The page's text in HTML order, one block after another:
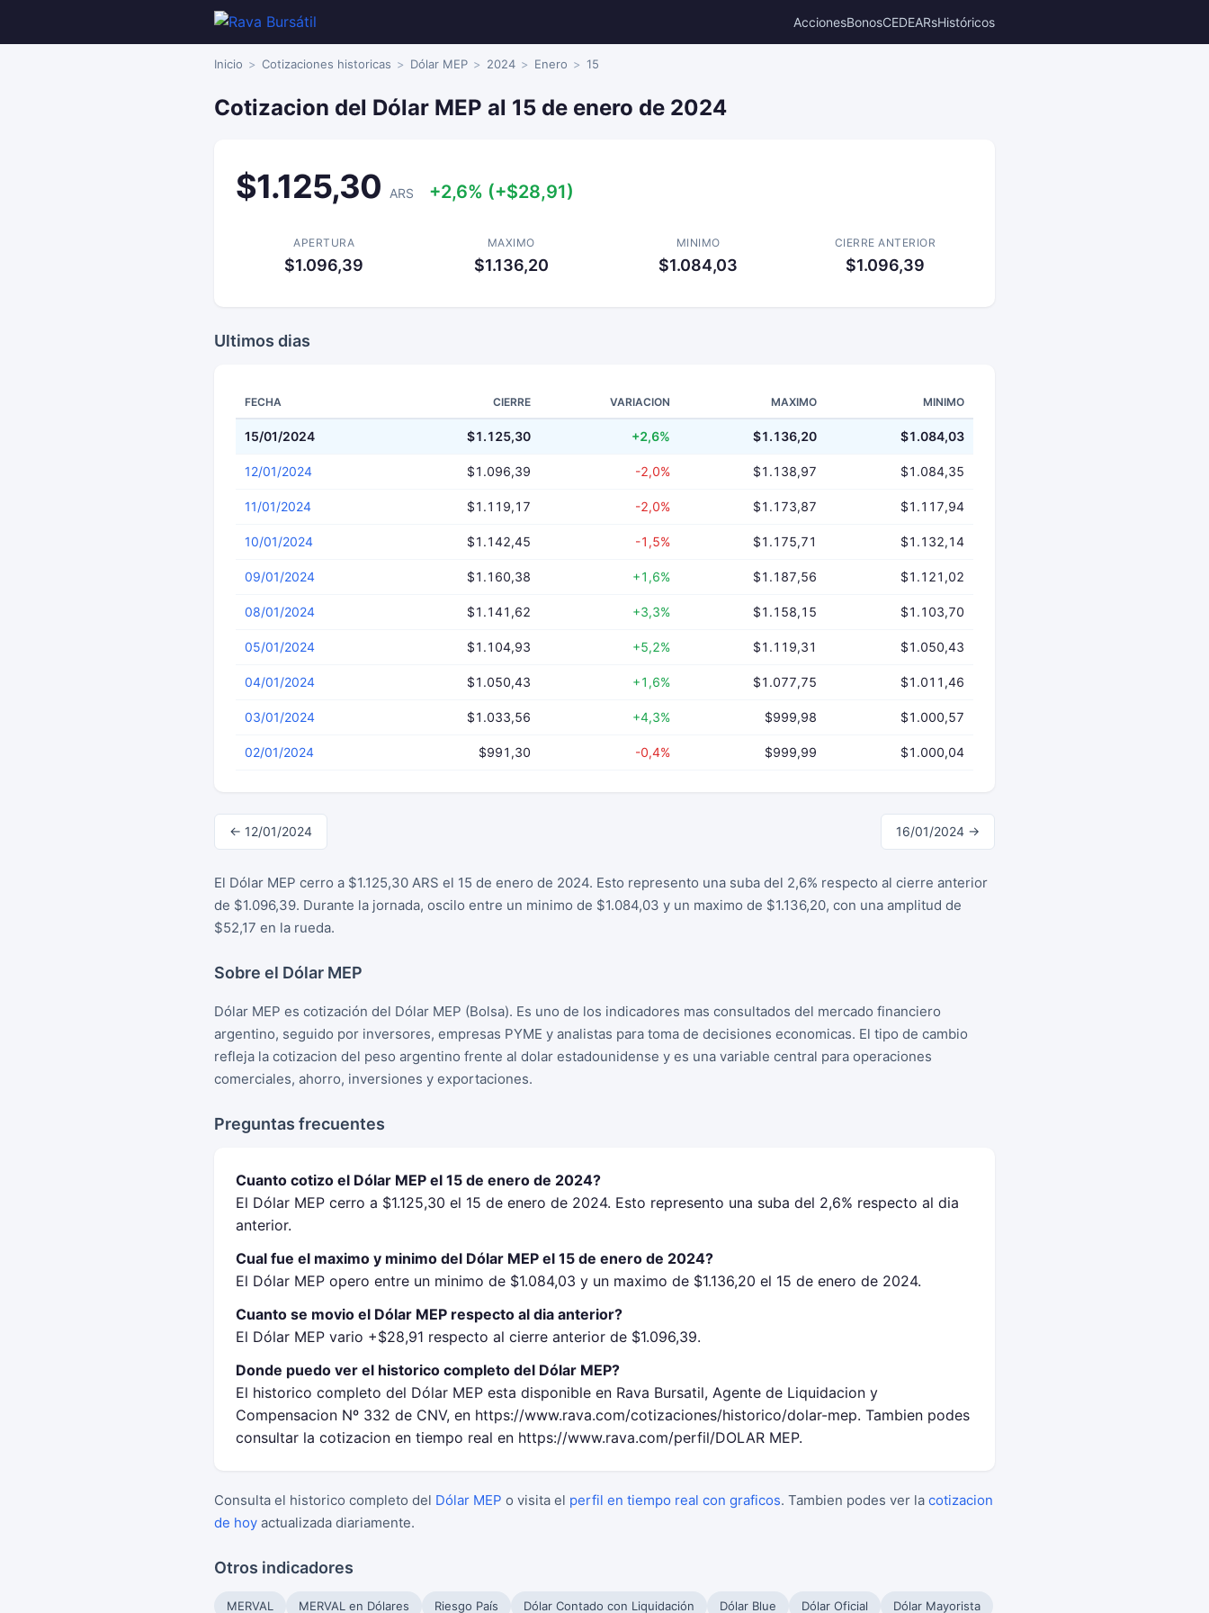
AccionesBonosCEDEARsHistóricos
Inicio Cotizaciones historicas Dólar MEP 2024 Enero 15
Cotizacion del Dólar MEP al 15 de enero de 2024
$1.125,30 ARS +2,6% (+$28,91)
APERTURA
$1.096,39
MAXIMO
$1.136,20
MINIMO
$1.084,03
CIERRE ANTERIOR
$1.096,39
Ultimos dias
FECHA CIERRE VARIACION MAXIMO MINIMO
15/01/2024 $1.125,30 +2,6% $1.136,20 $1.084,03
12/01/2024 $1.096,39 -2,0% $1.138,97 $1.084,35
11/01/2024 $1.119,17 -2,0% $1.173,87 $1.117,94
10/01/2024 $1.142,45 -1,5% $1.175,71 $1.132,14
09/01/2024 $1.160,38 +1,6% $1.187,56 $1.121,02
08/01/2024 $1.141,62 +3,3% $1.158,15 $1.103,70
05/01/2024 $1.104,93 +5,2% $1.119,31 $1.050,43
04/01/2024 $1.050,43 +1,6% $1.077,75 $1.011,46
03/01/2024 $1.033,56 +4,3% $999,98 $1.000,57
02/01/2024 $991,30 -0,4% $999,99 $1.000,04
← 12/01/2024 16/01/2024 →
El Dólar MEP cerro a $1.125,30 ARS el 15 de enero de 2024. Esto represento una suba del 2,6% respecto al cierre anterior
de $1.096,39. Durante la jornada, oscilo entre un minimo de $1.084,03 y un maximo de $1.136,20, con una amplitud de
$52,17 en la rueda.
Sobre el Dólar MEP
Dólar MEP es cotización del Dólar MEP (Bolsa). Es uno de los indicadores mas consultados del mercado financiero
argentino, seguido por inversores, empresas PYME y analistas para toma de decisiones economicas. El tipo de cambio
refleja la cotizacion del peso argentino frente al dolar estadounidense y es una variable central para operaciones
comerciales, ahorro, inversiones y exportaciones.
Preguntas frecuentes
Cuanto cotizo el Dólar MEP el 15 de enero de 2024?
El Dólar MEP cerro a $1.125,30 el 15 de enero de 2024. Esto represento una suba del 2,6% respecto al dia
anterior.
Cual fue el maximo y minimo del Dólar MEP el 15 de enero de 2024?
El Dólar MEP opero entre un minimo de $1.084,03 y un maximo de $1.136,20 el 15 de enero de 2024.
Cuanto se movio el Dólar MEP respecto al dia anterior?
El Dólar MEP vario +$28,91 respecto al cierre anterior de $1.096,39.
Donde puedo ver el historico completo del Dólar MEP?
El historico completo del Dólar MEP esta disponible en Rava Bursatil, Agente de Liquidacion y
Compensacion Nº 332 de CNV, en https://www.rava.com/cotizaciones/historico/dolar-mep. Tambien podes
consultar la cotizacion en tiempo real en https://www.rava.com/perfil/DOLAR MEP.
Consulta el historico completo del Dólar MEP o visita el perfil en tiempo real con graficos. Tambien podes ver la cotizacion
de hoy actualizada diariamente.
Otros indicadores
MERVAL MERVAL en Dólares Riesgo País Dólar Contado con Liquidación Dólar Blue Dólar Oficial Dólar Mayorista